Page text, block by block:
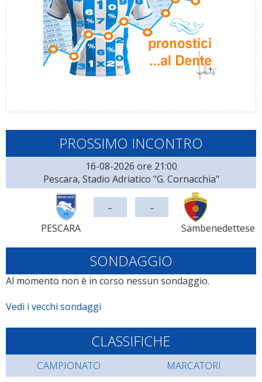
PROSSIMO INCONTRO
16-08-2026 ore 21:00
Pescara, Stadio Adriatico "G. Cornacchia"
PESCARA
- -
Sambenedettese
SONDAGGIO
Al momento non è in corso nessun sondaggio.
Vedi i vecchi sondaggi
CLASSIFICHE
CAMPIONATO MARCATORI